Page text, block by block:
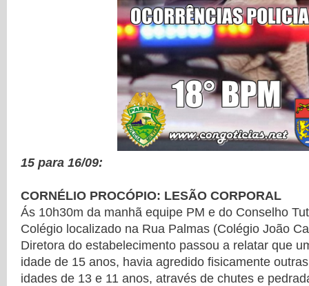
15 para 16/09:
CORNÉLIO PROCÓPIO: LESÃO CORPORAL
Ás 10h30m da manhã equipe PM e do Conselho
Colégio localizado na Rua Palmas (Colégio João
Diretora do estabelecimento passou a relatar que
idade de 15 anos, havia agredido fisicamente
idades de 13 e 11 anos, através de chutes e